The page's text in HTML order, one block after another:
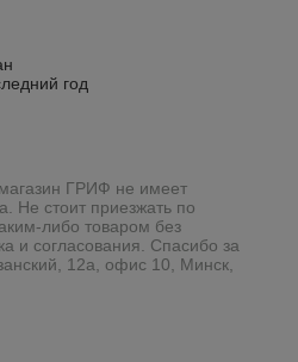
год
ГРИФ не имеет
Не стоит приезжать по
либо товаром без
и согласования. Спасибо за
12а, офис 10, Минск,